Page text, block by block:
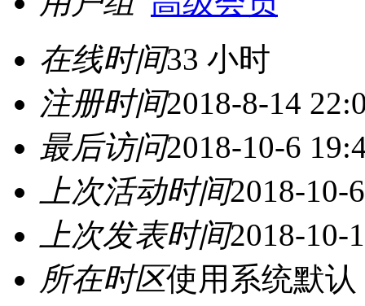
在线时间33 小时
注册时间2018-8-14
最后访问2018-10-6
上次活动时间2018-10-
上次发表时间2018-10-
所在时区使用系统默认